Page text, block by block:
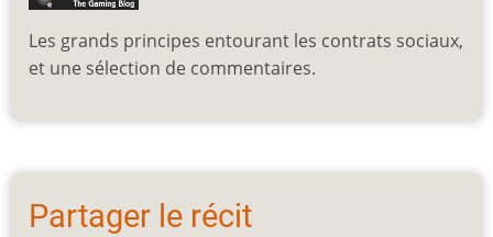
Les grands principes entourant les contrats sociaux,
et une sélection de commentaires.
Partager le récit